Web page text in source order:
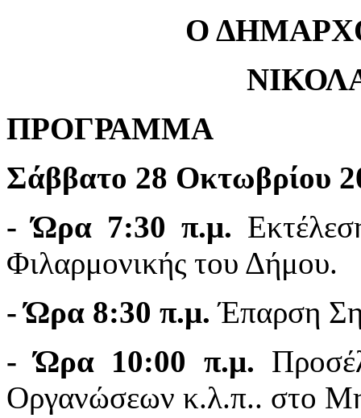
Ο
ΠΡΟΓΡΑΜΜΑ
Σάββατο 28 Οκτωβρίου
- Ώρα 7:30 π.μ.
Φιλαρμονικής του Δήμου.
- Ώρα 8:30 π.μ. Έπαρση
- Ώρα 10:00 π.μ.
Οργανώσεων κ.λ.π.. στο